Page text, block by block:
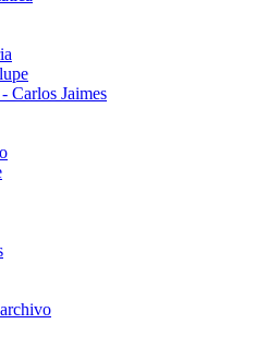
Carlos Jaimes